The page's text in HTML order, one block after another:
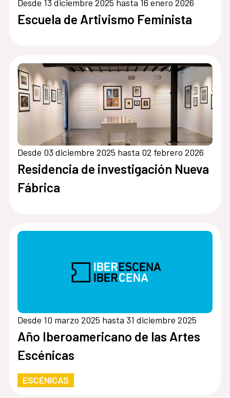
Desde 13 diciembre 2025 hasta 16 enero 2026
Escuela de Artivismo Feminista
Desde 03 diciembre 2025 hasta 02 febrero 2026
Residencia de investigación Nueva
Fábrica
Desde 10 marzo 2025 hasta 31 diciembre 2025
Año Iberoamericano de las Artes
Escénicas
ESCÉNICAS